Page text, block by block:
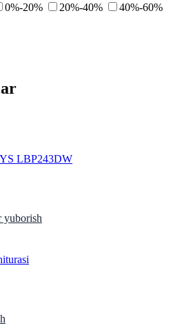
0%-20% 20%-40%
40%-60%
LBP243DW
yuborish